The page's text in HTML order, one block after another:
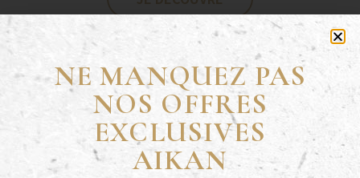
NE MANQUEZ PAS
NOS OFFRES
EXCLUSIVES
AIKAN